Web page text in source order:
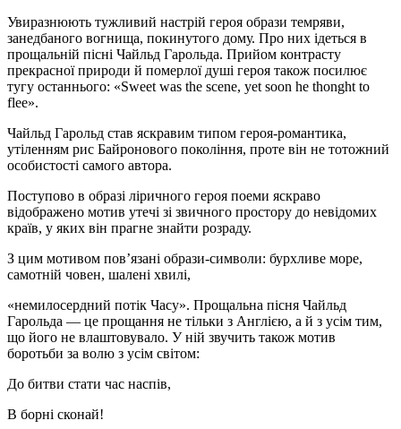
Увиразнюють тужливий настрій героя образи темряви,
занедбаного вогнища, покинутого дому. Про них ідеться в
прощальній пісні Чайльд Гарольда. Прийом контрасту
прекрасної природи й померлої душі героя також посилює
тугу останнього: «Sweet was the scene, yet soon he thonght to
flee».
Чайльд Гарольд став яскравим типом героя-романтика,
утіленням рис Байронового покоління, проте він не тотожний
особистості самого автора.
Поступово в образі ліричного героя поеми яскраво
відображено мотив утечі зі звичного простору до невідомих
країв, у яких він прагне знайти розраду.
З цим мотивом пов’язані образи-символи: бурхливе море,
самотній човен, шалені хвилі,
«немилосердний потік Часу». Прощальна пісня Чайльд
Гарольда — це прощання не тільки з Англією, а й з усім тим,
що його не влаштовувало. У ній звучить також мотив
боротьби за волю з усім світом:
До битви стати час наспів,
В борні сконай!